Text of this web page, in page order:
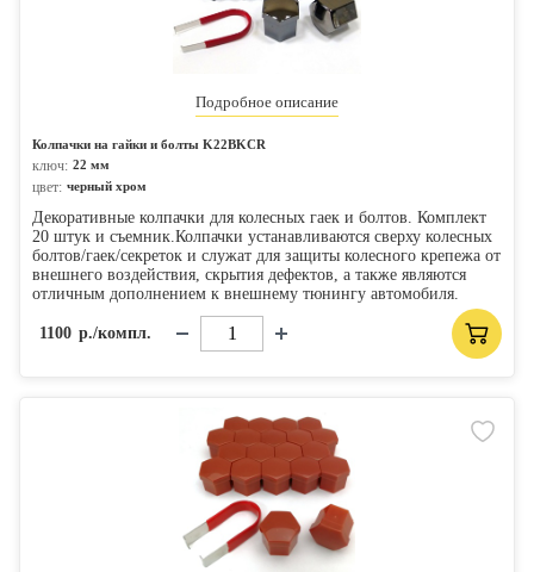
Подробное описание
Колпачки на гайки и болты K22BKCR
ключ: 22 мм
цвет: черный хром
Декоративные колпачки для колесных гаек и болтов. Комплект
20 штук и съемник.Колпачки устанавливаются сверху колесных
болтов/гаек/секреток и служат для защиты колесного крепежа от
внешнего воздействия, скрытия дефектов, а также являются
отличным дополнением к внешнему тюнингу автомобиля.
1100 р./компл.